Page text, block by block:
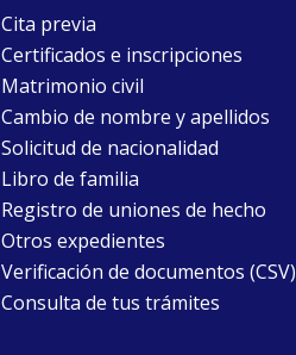
Cita previa
Certificados e inscripciones
Matrimonio civil
Cambio de nombre y apellidos
Solicitud de nacionalidad
Libro de familia
Registro de uniones de hecho
Otros expedientes
Verificación de documentos (CSV)
Consulta de tus trámites